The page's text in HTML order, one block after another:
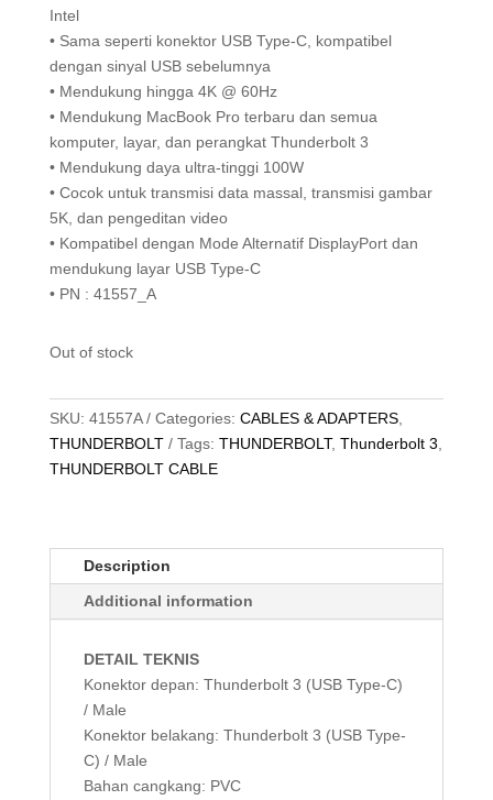
Intel
• Sama seperti konektor USB Type-C, kompatibel
dengan sinyal USB sebelumnya
• Mendukung hingga 4K @ 60Hz
• Mendukung MacBook Pro terbaru dan semua
komputer, layar, dan perangkat Thunderbolt 3
• Mendukung daya ultra-tinggi 100W
• Cocok untuk transmisi data massal, transmisi gambar
5K, dan pengeditan video
• Kompatibel dengan Mode Alternatif DisplayPort dan
mendukung layar USB Type-C
• PN : 41557_A
Out of stock
SKU: 41557A Categories: CABLES & ADAPTERS,
THUNDERBOLT
Tags: THUNDERBOLT, Thunderbolt 3
THUNDERBOLT CABLE
Description
Additional information
DETAIL TEKNIS
Konektor depan: Thunderbolt 3 (USB Type-C)
/ Male
Konektor belakang: Thunderbolt 3 (USB Type-
C) / Male
Bahan cangkang: PVC